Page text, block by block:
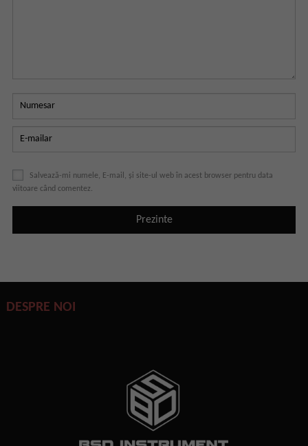
Salvează-mi numele, E-mail, și site-ul web în acest browser pentru data
viitoare când comentez.
DESPRE NOI